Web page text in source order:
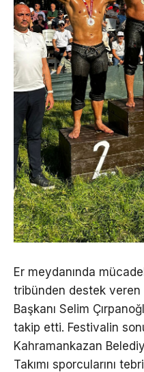
Er meydanında
tribünden destek veren
Başkanı Selim
takip etti. Festivalin
Kahramankazan
Takımı sporcularını